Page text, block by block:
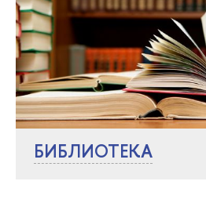
БИБЛИОТЕКА